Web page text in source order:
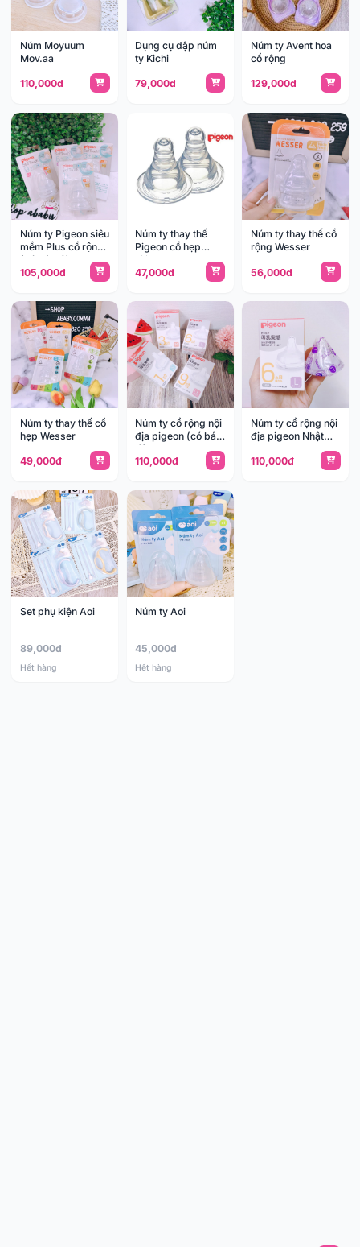
Núm Moyuum
Mov.aa
110,000đ
Dụng cụ dập núm
ty Kichi
79,000đ
Núm ty Avent hoa
cổ rộng
129,000đ
Núm ty Pigeon siêu
mềm Plus cổ rộng
(có bán lẻ)
105,000đ
Núm ty thay thế
Pigeon cổ hẹp
silicone
47,000đ
Núm ty thay thế cổ
rộng Wesser
56,000đ
Núm ty thay thế cổ
hẹp Wesser
49,000đ
Núm ty cổ rộng nội
địa pigeon (có bán
lẻ)
110,000đ
Núm ty cổ rộng nội
địa pigeon Nhật
110,000đ
Set phụ kiện Aoi
89,000đ
Hết hàng
Núm ty Aoi
45,000đ
Hết hàng